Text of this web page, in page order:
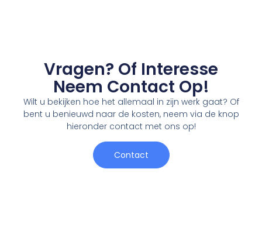
Vragen? Of Interesse
Neem Contact Op!
Wilt u bekijken hoe het allemaal in zijn werk gaat? Of
bent u benieuwd naar de kosten, neem via de knop
hieronder contact met ons op!
Contact